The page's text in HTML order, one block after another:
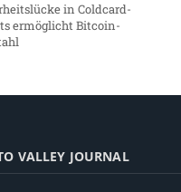
in Coldcard-
ermöglicht Bitcoin-
VALLEY JOURNAL